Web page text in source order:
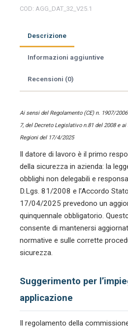
intermedio
(Valido
come
aggiornamento
lavoro)
COD: AGG_DAT_32_V25.1
Descrizione
Informazioni aggiuntive
Recensioni (0)
Ai sensi del Regolamento (CE) n. 1907/
7, del Decreto Legislativo n.81 del 2008 e ai
Regioni del 17/4/2025
Il datore di lavoro è il primo
della sicurezza in azienda: la
obblighi non delegabili e
D.Lgs. 81/2008 e l’Accordo
17/04/2025 prevedono un
quinquennale obbligatorio.
consente di mantenersi
normative e sulle corrette
sicurezza.
Suggerimento per
applicazione
Il regolamento della